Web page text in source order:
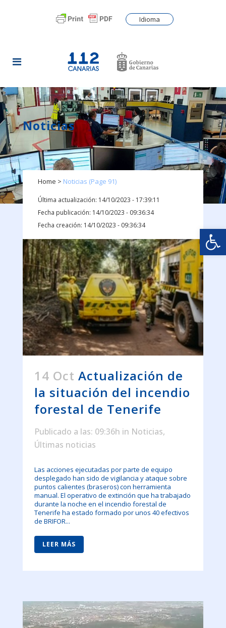
Idioma
Noticias
Home > Noticias (Page 91)
Última actualización: 14/10/2023 - 17:39:11
Fecha publicación: 14/10/2023 - 09:36:34
Fecha creación: 14/10/2023 - 09:36:34
14 Oct Actualización de
la situación del incendio
forestal de Tenerife
Publicado a las: 09:36h in Noticias,
Últimas noticias
Las acciones ejecutadas por parte de equipo
desplegado han sido de vigilancia y ataque sobre
puntos calientes (braseros) con herramienta
manual. El operativo de extinción que ha trabajado
durante la noche en el incendio forestal de
Tenerife ha estado formado por unos 40 efectivos
de BRIFOR...
LEER MÁS